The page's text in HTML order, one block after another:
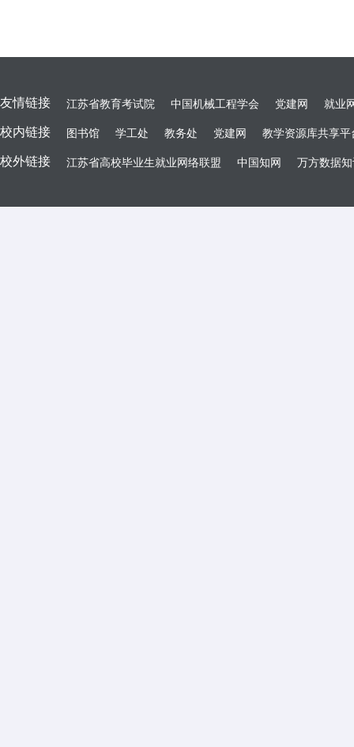
友情链接 江苏省教育考试院 中国机械工程学会 党建网 就业
校内链接 图书馆 学工处 教务处 党建网 教学资源库共享平
校外链接 江苏省高校毕业生就业网络联盟 中国知网 万方数据